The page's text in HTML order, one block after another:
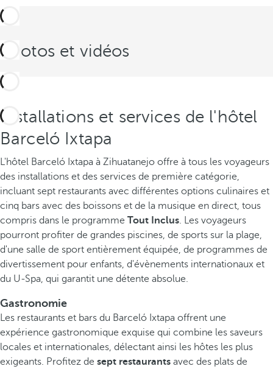
Photos et vidéos
Installations et services de l'hôtel
Barceló Ixtapa
L'hôtel Barceló Ixtapa à Zihuatanejo offre à tous les voyageurs
des installations et des services de première catégorie,
incluant sept restaurants avec différentes options culinaires et
cinq bars avec des boissons et de la musique en direct, tous
compris dans le programme Tout Inclus . Les voyageurs
pourront profiter de grandes piscines, de sports sur la plage,
d'une salle de sport entièrement équipée, de programmes de
divertissement pour enfants, d'évènements internationaux et
du U-Spa, qui garantit une détente absolue.
Gastronomie
Les restaurants et bars du Barceló Ixtapa offrent une
expérience gastronomique exquise qui combine les saveurs
locales et internationales, délectant ainsi les hôtes les plus
exigeants. Profitez de sept restaurants avec des plats de